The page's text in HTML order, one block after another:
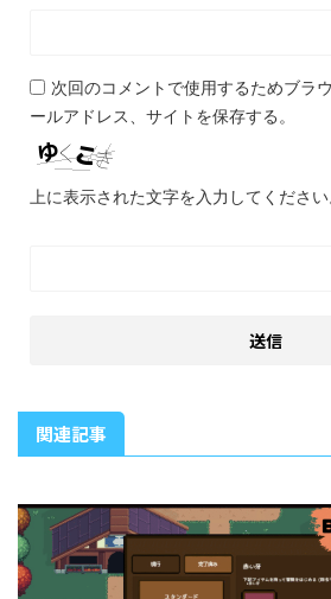
次回のコメントで使用するためブラ
ールアドレス、サイトを保存する。
上に表示された文字を入力してください
関連記事